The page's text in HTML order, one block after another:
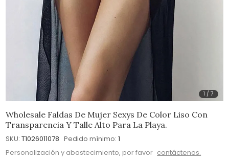
1 /7
Wholesale Faldas De Mujer Sexys De Color Liso Con
Transparencia Y Talle Alto Para La Playa.
SKU: T1026011078 Pedido mínimo: 1
Personalización y abastecimiento, por favor contáctenos.